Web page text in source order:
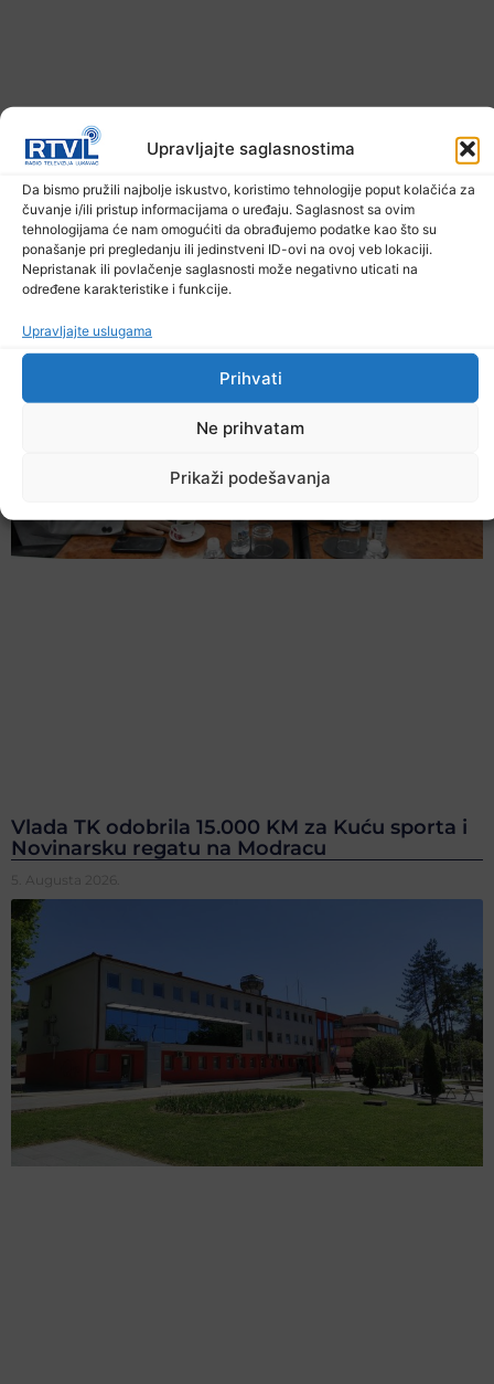
Upravljajte saglasnostima
Da bismo pružili najbolje iskustvo, koristimo tehnologije poput kolačića za
čuvanje i/ili pristup informacijama o uređaju. Saglasnost sa ovim
tehnologijama će nam omogućiti da obrađujemo podatke kao što su
ponašanje pri pregledanju ili jedinstveni ID-ovi na ovoj veb lokaciji.
Nepristanak ili povlačenje saglasnosti može negativno uticati na
određene karakteristike i funkcije.
Upravljajte uslugama
Prihvati
Ne prihvatam
Prikaži podešavanja
Danas počela isplata uvećanih penzija
5. Augusta 2026.
Vlada TK odobrila 15.000 KM za Kuću sporta i
Novinarsku regatu na Modracu
5. Augusta 2026.